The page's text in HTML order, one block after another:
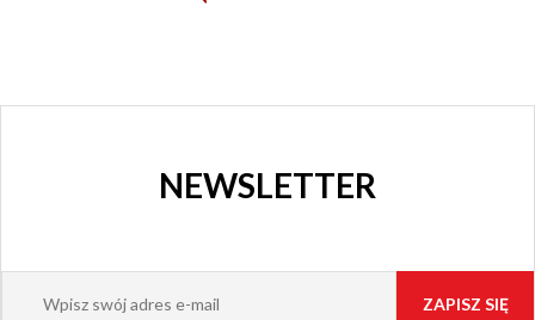
NEWSLETTER